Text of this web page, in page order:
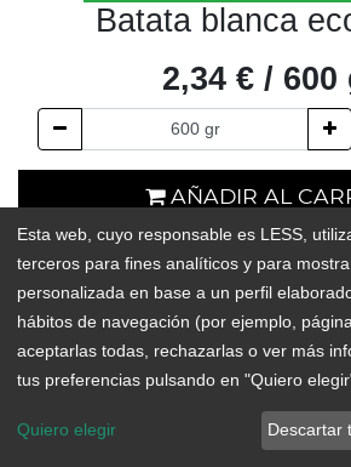
Batata blanca
2,34€ / 600
AÑADIR AL
2.60 kg disponible
Add to Wishlist
Esta web, cuyo responsable es LESS,
terceros para fines analíticos y para
personalizada en base a un perfil
hábitos de navegación (por ejemplo,
aceptarlas todas, rechazarlas o ver más
tus preferencias pulsando en "Quiero
Quiero elegir Descartar